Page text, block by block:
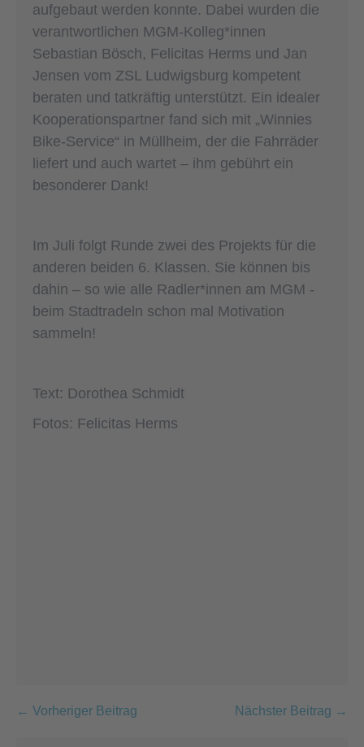
aufgebaut werden konnte. Dabei wurden die
verantwortlichen MGM-Kolleg*innen
Sebastian Bösch, Felicitas Herms und Jan
Jensen vom ZSL Ludwigsburg kompetent
beraten und tatkräftig unterstützt. Ein idealer
Kooperationspartner fand sich mit „Winnies
Bike-Service“ in Müllheim, der die Fahrräder
liefert und auch wartet – ihm gebührt ein
besonderer Dank!
Im Juli folgt Runde zwei des Projekts für die
anderen beiden 6. Klassen. Sie können bis
dahin – so wie alle Radler*innen am MGM -
beim Stadtradeln schon mal Motivation
sammeln!
Text: Dorothea Schmidt
Fotos: Felicitas Herms
Beitragsnavigation
← Vorheriger Beitrag Nächster Beitrag →